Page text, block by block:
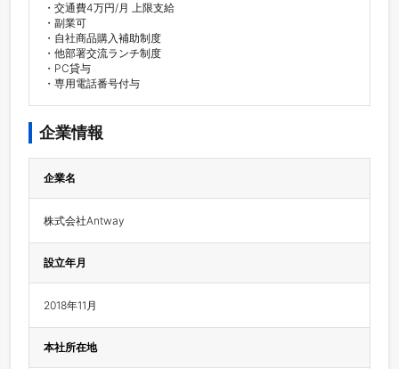
・交通費4万円/月 上限支給
・副業可
・自社商品購入補助制度
・他部署交流ランチ制度
・PC貸与
・専用電話番号付与
企業情報
企業名
株式会社Antway
設立年月
2018年11月
本社所在地